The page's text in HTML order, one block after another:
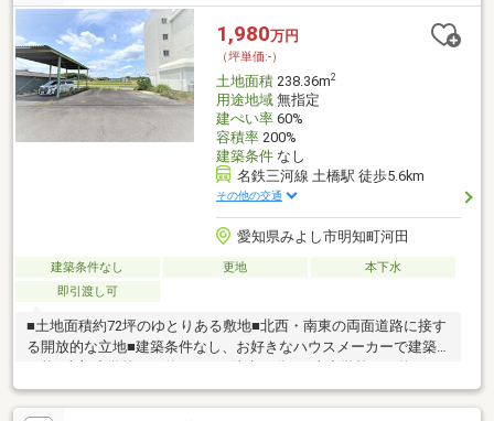
9分■すみれ保育園：徒歩約18分■保田ヶ池公園：徒歩約4分※擁壁
相談些細なことでも、ハウスドゥ 東郷まで、お気軽にお問合せ下
さい♪
1,980万円
（坪単価:-）
土地面積238.36m2
用途地域無指定
建ぺい率60%
容積率200%
建築条件なし
名鉄三河線 土橋駅 徒歩5.6km
その他の交通
愛知県みよし市明知町河田
建築条件なし 更地
本下水
即引渡し可
■土地面積約72坪のゆとりある敷地■北西・南東の両面道路に接す
る開放的な立地■建築条件なし、お好きなハウスメーカーで建築
（徒歩12分）■セブンイレブンみよし明知上店まで約550ｍ（徒歩
7分）約72坪の広々とした敷地と両面道路ならではの開放感が魅